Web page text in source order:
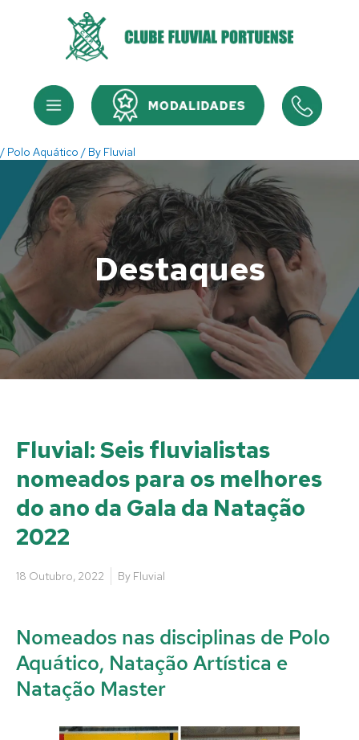
Menu Menu
/ Polo Aquático / By Fluvial
Destaques
Fluvial: Seis fluvialistas
nomeados para os melhores
do ano da Gala da Natação
2022
18 Outubro, 2022 By Fluvial
Nomeados nas disciplinas de Polo
Aquático, Natação Artística e
Natação Master